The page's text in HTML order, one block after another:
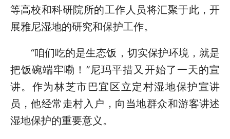
等高校和科研院所的工作人员将汇聚于此，开
展雅尼湿地的研究和保护工作。
“咱们吃的是生态饭，切实保护环境，就是
把饭碗端牢嘞！”尼玛平措又开始了一天的宣
讲。作为林芝市巴宜区立定村湿地保护宣讲
员，他经常走村入户，向当地群众和游客讲述
湿地保护的重要意义。